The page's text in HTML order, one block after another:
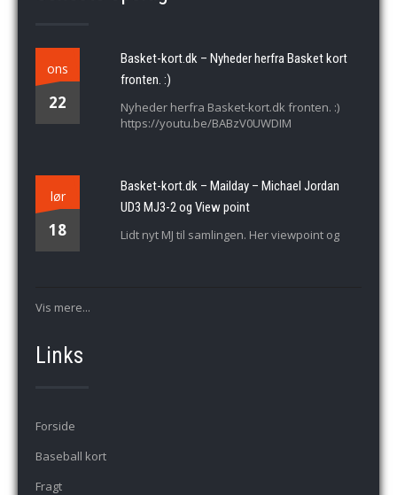
ons
22
Basket-kort.dk – Nyheder herfra Basket kort
fronten. :)
Nyheder herfra Basket-kort.dk fronten. :)
https://youtu.be/BABzV0UWDIM
lør
18
Basket-kort.dk – Mailday – Michael Jordan
UD3 MJ3-2 og View point
Lidt nyt MJ til samlingen. Her viewpoint og
Vis mere...
Links
Forside
Baseball kort
Fragt